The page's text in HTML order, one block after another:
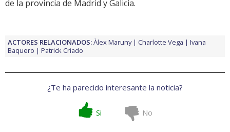
de la provincia de Madrid y Galicia.
ACTORES RELACIONADOS:Àlex Maruny Charlotte Vega
Ivana
Baquero
Patrick Criado
¿Te ha parecido interesante la noticia?
Si No